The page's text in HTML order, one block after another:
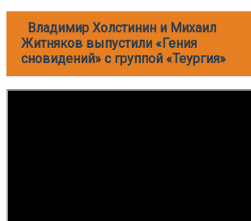
Владимир Холстинин и Михаил
Житняков выпустили «Гения
сновидений» с группой «Теургия»